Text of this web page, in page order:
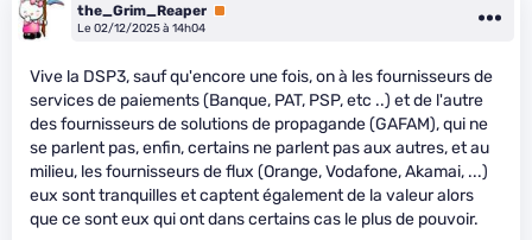
the_Grim_Reaper Premium
Le 02/12/2025 à 14h04
Vive la DSP3, sauf qu'encore une fois, on à les fournisseurs de
services de paiements (Banque, PAT, PSP, etc ..) et de l'autre
des fournisseurs de solutions de propagande (GAFAM), qui ne
se parlent pas, enfin, certains ne parlent pas aux autres, et au
milieu, les fournisseurs de flux (Orange, Vodafone, Akamai, ...)
eux sont tranquilles et captent également de la valeur alors
que ce sont eux qui ont dans certains cas le plus de pouvoir.